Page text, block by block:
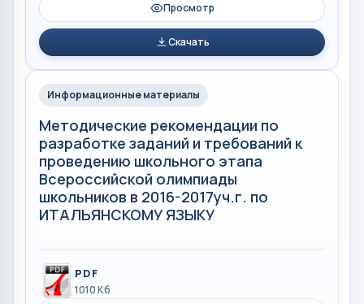
Просмотр
Скачать
Информационные материалы
Методические рекомендации по
разработке заданий и требований к
проведению школьного этапа
Всероссийской олимпиады
школьников в 2016-2017уч.г. по
ИТАЛЬЯНСКОМУ ЯЗЫКУ
PDF
1010 Кб